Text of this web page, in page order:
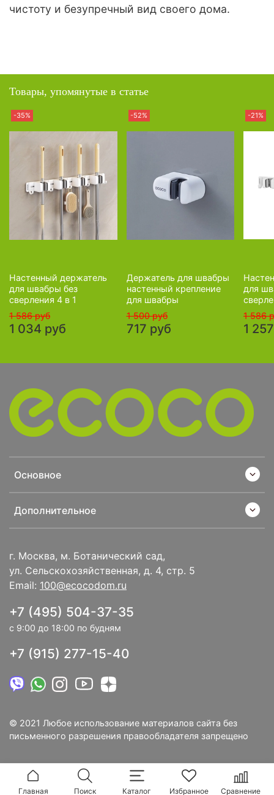
чистоту и безупречный вид своего дома.
Товары, упомянутые в статье
-35%
Настенный держатель
для швабры без
сверления 4 в 1
1 586 руб
1 034 руб
-52%
Держатель для швабры
настенный крепление
для швабры
1 500 руб
717 руб
-21%
для
1 586
1
г. Москва, м. Ботанический сад,
ул. Сельскохозяйственная, д. 4, стр. 5
Email: 100@ecocodom.ru
+7 (495) 504-37-35
с 9:00 до 18:00 по будням
+7 (915) 277-15-40
Основное
Дополнительное
© 2021 Любое использование материалов сайта без
письменного разрешения правообладателя запрещено
Главная Поиск Каталог Избранное Сравнение